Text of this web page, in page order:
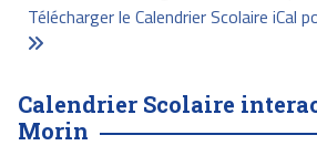
Télécharger le Calendrier Scolaire iCal
Calendrier Scolaire
Morin